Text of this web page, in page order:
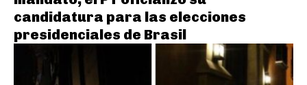
candidatura para las elecciones
presidenciales de Brasil